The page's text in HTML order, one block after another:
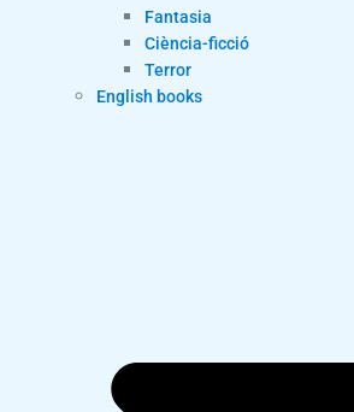
Fantasia
Ciència-ficció
Terror
English books